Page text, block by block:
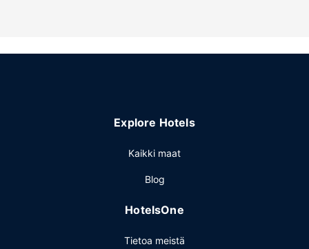
Explore Hotels
Kaikki maat
Blog
HotelsOne
Tietoa meistä